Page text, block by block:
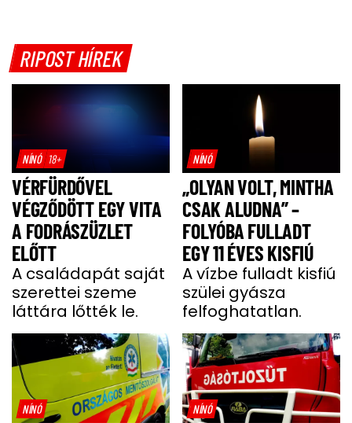
RIPOST HÍREK
NÍNÓ 18+
VÉRFÜRDŐVEL
VÉGZŐDÖTT EGY VITA
A FODRÁSZÜZLET
ELŐTT
A családapát saját
szerettei szeme
láttára lőtték le.
NÍNÓ
„OLYAN VOLT, MINTHA
CSAK ALUDNA” –
FOLYÓBA FULLADT
EGY 11 ÉVES KISFIÚ
A vízbe fulladt kisfiú
szülei gyásza
felfoghatatlan.
NÍNÓ NÍNÓ